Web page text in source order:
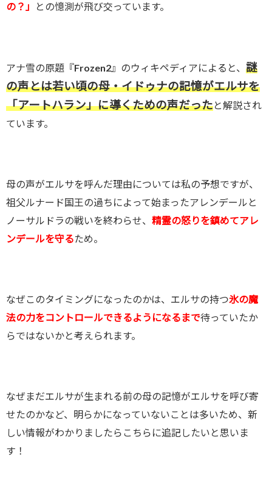
の？」
との憶測が飛び交っています。
アナ雪の原題『Frozen2』のウィキペディアによると、 謎
の声とは若い頃の母・イドゥナの記憶がエルサを
「アートハラン」に導くための声だったと解説され
ています。
母の声がエルサを呼んだ理由については私の予想ですが、
祖父ルナード国王の過ちによって始まったアレンデールと
ノーサルドラの戦いを終わらせ、 精霊の怒りを鎮めてアレ
ンデールを守るため。
なぜこのタイミングになったのかは、エルサの持つ氷の魔
法の力をコントロールできるようになるまで待っていたか
らではないかと考えられます。
なぜまだエルサが生まれる前の母の記憶がエルサを呼び寄
せたのかなど、明らかになっていないことは多いため、新
しい情報がわかりましたらこちらに追記したいと思いま
す！